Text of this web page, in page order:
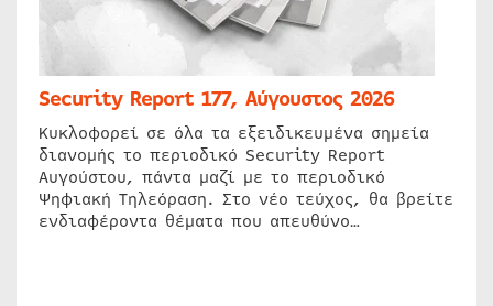
Security Report 177, Αύγουστος 2026
Κυκλοφορεί σε όλα τα εξειδικευμένα σημεία
διανομής το περιοδικό Security Report
Αυγούστου, πάντα μαζί με το περιοδικό
Ψηφιακή Τηλεόραση. Στο νέο τεύχος, θα βρείτε
ενδιαφέροντα θέματα που απευθύνο…